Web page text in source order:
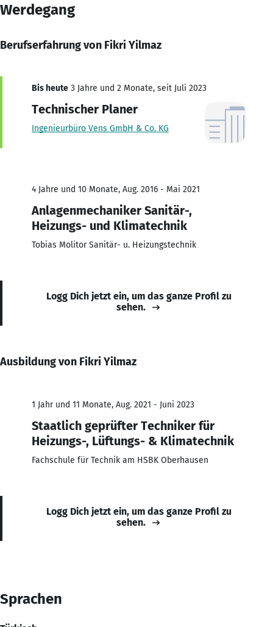
Werdegang
Berufserfahrung von Fikri Yilmaz
Bis heute 3 Jahre und 2 Monate, seit Juli 2023
Technischer Planer
Ingenieurbüro Vens GmbH & Co. KG
4 Jahre und 10 Monate, Aug. 2016 - Mai 2021
Anlagenmechaniker Sanitär-,
Heizungs- und Klimatechnik
Tobias Molitor Sanitär- u. Heizungstechnik
Logg Dich jetzt ein, um das ganze Profil zu
sehen.
Ausbildung von Fikri Yilmaz
1 Jahr und 11 Monate, Aug. 2021 - Juni 2023
Staatlich geprüfter Techniker für
Heizungs-, Lüftungs- & Klimatechnik
Fachschule für Technik am HSBK Oberhausen
Logg Dich jetzt ein, um das ganze Profil zu
sehen.
Sprachen